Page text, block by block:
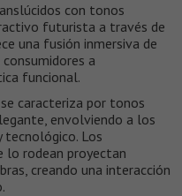
con tonos
futurista a través de
una fusión inmersiva de
a
funcional.
caracteriza por tonos
envolviendo a los
tecnológico. Los
lo rodean proyectan
creando una interacción